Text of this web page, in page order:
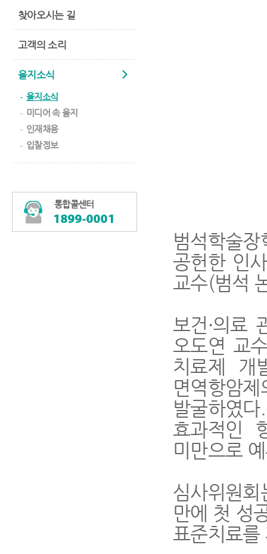
찾아오시는 길
고객의 소리
을지소식
을지소식
미디어 속 을지
인재채용
입찰정보
통합콜센터
범석학술
공헌한 인
교수(범석
보건·의료
오도연 교
치료제 개
면역항암
발굴하였
효과적인
미만으로
심사위원
만에 첫 성
표준치료